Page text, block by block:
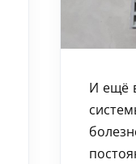
И ещё